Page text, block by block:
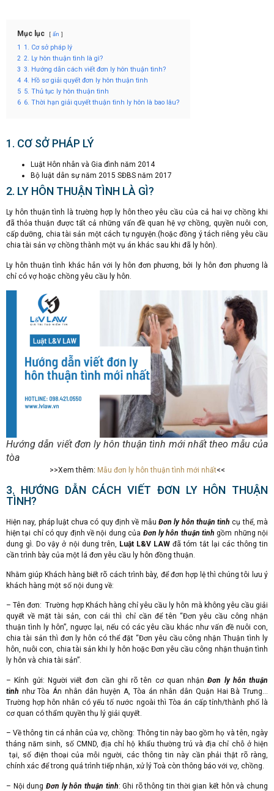
Mục lục ẩn
1
1. Cơ sở pháp lý
2 2. Ly hôn thuận tình là gì?
3 3. Hướng dẫn cách viết đơn ly hôn thuận tình?
4 4. Hồ sơ giải quyết đơn ly hôn thuận tình
5 5. Thủ tục ly hôn thuận tình
6 6. Thời hạn giải quyết thuận tình ly hôn là bao lâu?
1. CƠ SỞ PHÁP LÝ
Luật Hôn nhân và Gia đình năm 2014
Bộ luật dân sự năm 2015 SĐBS năm 2017
2. LY HÔN THUẬN TÌNH LÀ GÌ?
Ly hôn thuận tình là trường hợp ly hôn theo yêu cầu của cả hai vợ chồng khi
đã thỏa thuận được tất cả những vấn đề quan hệ vợ chồng, quyền nuôi con,
cấp dưỡng, chia tài sản một cách tự nguyện.(hoặc đồng ý tách riêng yêu cầu
chia tài sản vợ chồng thành một vụ án khác sau khi đã ly hôn).
Ly hôn thuận tình khác hẳn với ly hôn đơn phương, bởi ly hôn đơn phương là
chỉ có vợ hoặc chồng yêu cầu ly hôn.
Hướng dẫn viết đơn ly hôn thuận tình mới nhất theo mẫu của
tòa
>>Xem thêm: Mẫu đơn ly hôn thuận tình mới nhất<<
3. HƯỚNG DẪN CÁCH VIẾT ĐƠN LY HÔN THUẬN
TÌNH?
Hiện nay, pháp luật chưa có quy định về mẫu Đơn ly hôn thuận tình cụ thể, mà
hiện tại chỉ có quy định về nội dung của Đơn ly hôn thuận tình gồm những nội
dung gì. Do vậy ở nội dung trên, Luật L&V LAW đã tóm tắt lại các thông tin
cần trình bày của một lá đơn yêu cầu ly hôn đồng thuận.
Nhằm giúp Khách hàng biết rõ cách trình bày, để đơn hợp lệ thì chúng tôi lưu ý
khách hàng một số nội dung về:
– Tên đơn: Trường hợp Khách hàng chỉ yêu cầu ly hôn mà không yêu cầu giải
quyết về mặt tài sản, con cái thì chỉ cần để tên “Đơn yêu cầu công nhận
thuận tình ly hôn”, ngược lại, nếu có các yêu cầu khác như vấn đề nuôi con,
chia tài sản thì đơn ly hôn có thể đặt “Đơn yêu cầu công nhận Thuận tình ly
hôn, nuôi con, chia tài sản khi ly hôn hoặc Đơn yêu cầu công nhận thuận tình
ly hôn và chia tài sản”.
– Kính gửi: Người viết đơn cần ghi rõ tên cơ quan nhậnĐơn ly hôn thuận
tình như Tòa Án nhân dân huyện A, Tòa án nhân dân Quận Hai Bà Trưng…
Trường hợp hôn nhân có yếu tố nước ngoài thì Tòa án cấp tỉnh/thành phố là
cơ quan có thẩm quyền thụ lý giải quyết.
– Về thông tin cá nhân của vợ, chồng: Thông tin này bao gồm họ và tên, ngày
tháng năm sinh, số CMND, địa chỉ hộ khẩu thường trú và địa chỉ chỗ ở hiện
tại, số điện thoại của mỗi người, các thông tin này cần phải thật rõ ràng,
chính xác để trong quá trình tiếp nhận, xử lý Toà còn thông báo với vợ, chồng.
– Nội dung Đơn ly hôn thuận tình: Ghi rõ thông tin thời gian kết hôn và chung